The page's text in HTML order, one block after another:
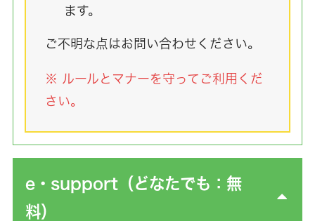
ます。
ご不明な点はお問い合わせください。
※ ルールとマナーを守ってご利用くだ
さい。
e・support（どなたでも：無
料）